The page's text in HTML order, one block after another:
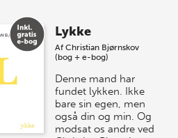
Lykke
Af Christian Bjørnskov
(bog + e-bog)
Denne mand har
fundet lykken. Ikke
bare sin egen, men
også din og min. Og
modsat os andre ved